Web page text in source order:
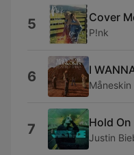
5 Cover
P!nk
6 I
Måneskin
7 Hold On
Justin